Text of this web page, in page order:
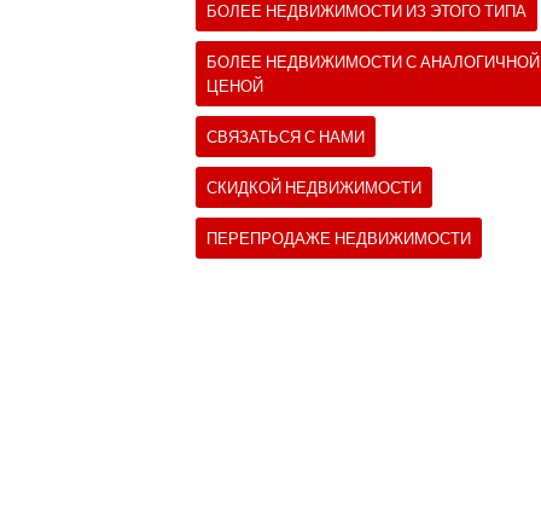
БОЛЕЕ НЕДВИЖИМОСТИ ИЗ ЭТОГО ТИПА
БОЛЕЕ НЕДВИЖИМОСТИ С АНАЛОГИЧНОЙ
ЦЕНОЙ
СВЯЗАТЬСЯ С НАМИ
СКИДКОЙ НЕДВИЖИМОСТИ
ПЕРЕПРОДАЖЕ НЕДВИЖИМОСТИ